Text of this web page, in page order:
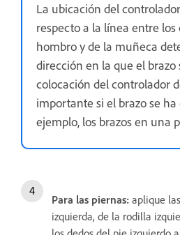
La ubicación del
respecto a la línea entre
hombro y de la muñeca
dirección en la que el brazo
colocación del controlador
importante si el brazo se
ejemplo, los brazos en una
Para las piernas: aplique
izquierda, de la rodilla